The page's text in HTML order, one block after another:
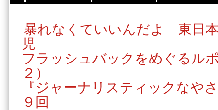
暴れなくていいんだよ 東日
児
フラッシュバックをめぐるル
２）
『ジャーナリスティックなや
９回